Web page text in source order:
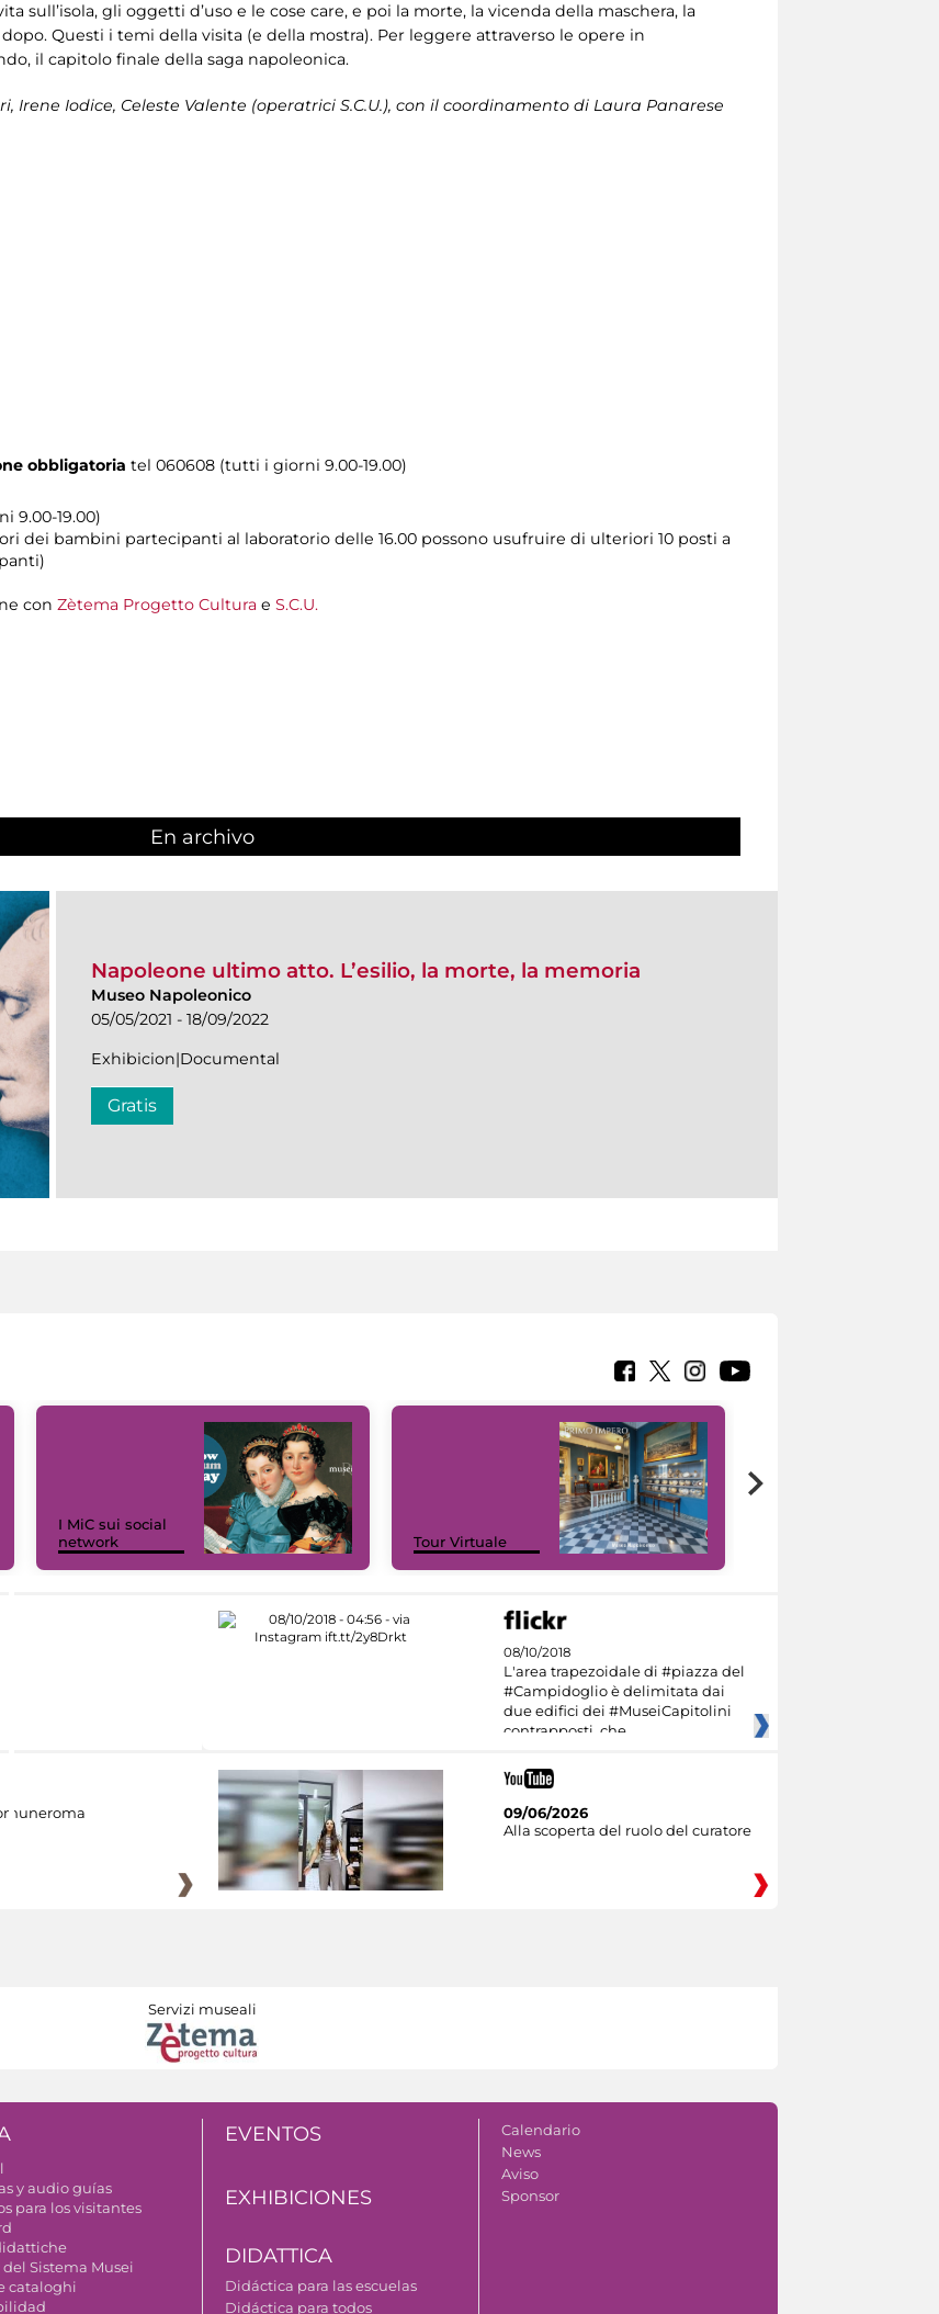
sull’isola, gli oggetti d’uso e le cose care, e poi la morte, la vicenda della maschera, la
Questi i temi della visita (e della mostra). Per leggere attraverso le opere in
il capitolo finale della saga napoleonica.
Irene Iodice, Celeste Valente (operatrici S.C.U.), con il coordinamento di Laura Panarese
obbligatoria tel 060608 (tutti i giorni 9.00-19.00)
9.00-19.00)
dei bambini partecipanti al laboratorio delle 16.00 possono usufruire di ulteriori 10 posti a
con Zètema Progetto Cultura e S.C.U.
En archivo
Napoleone ultimo atto. L’esilio, la morte, la memoria
Museo Napoleonico
05/05/2021 - 18/09/2022
Exhibicion|Documental
Gratis
I MiC sui social
network
Tour Virtuale
08/10/2018
L'area trapezoidale di #piazza del
#Campidoglio è delimitata dai
due edifici dei #MuseiCapitolini
contrapposti, che
09/06/2026
Alla scoperta del ruolo del curatore
Servizi museali
y audio guías
para los visitantes
del Sistema Musei
cataloghi
EVENTOS
EXHIBICIONES
DIDATTICA
Didáctica para las escuelas
Didáctica para todos
Calendario
News
Aviso
Sponsor